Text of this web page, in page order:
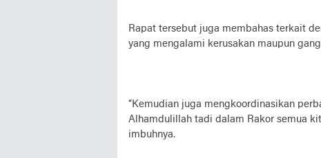
Rapat tersebut juga membahas terkait
yang mengalami kerusakan maupun
“Kemudian juga mengkoordinasikan
Alhamdulillah tadi dalam Rakor semua
imbuhnya.